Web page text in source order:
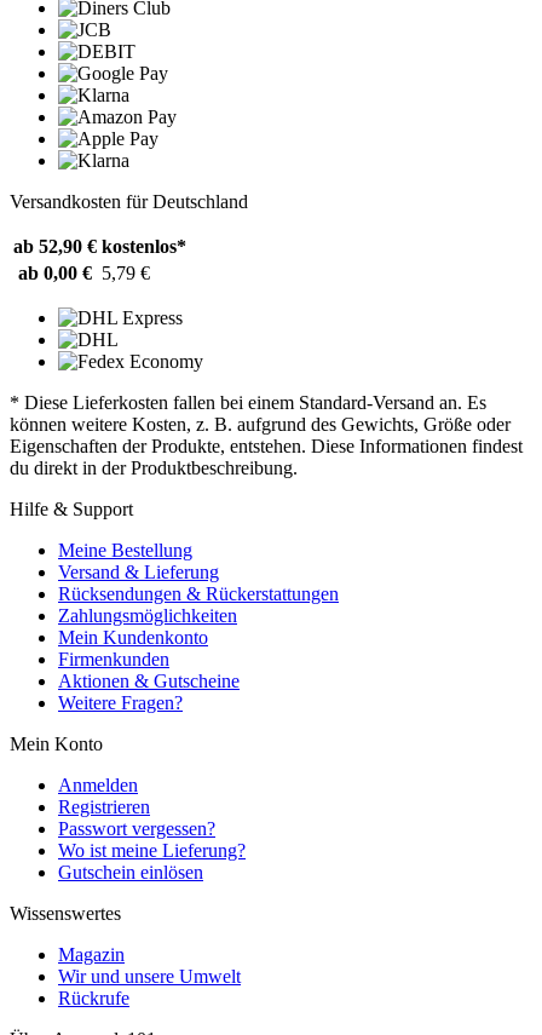
Versandkosten für Deutschland
ab 52,90 € kostenlos*
ab 0,00 € 5,79 €
* Diese Lieferkosten fallen bei einem Standard-Versand an. Es
können weitere Kosten, z. B. aufgrund des Gewichts, Größe oder
Eigenschaften der Produkte, entstehen. Diese Informationen findest
du direkt in der Produktbeschreibung.
Hilfe & Support
Meine Bestellung
Versand & Lieferung
Rücksendungen & Rückerstattungen
Zahlungsmöglichkeiten
Mein Kundenkonto
Firmenkunden
Aktionen & Gutscheine
Weitere Fragen?
Mein Konto
Anmelden
Registrieren
Passwort vergessen?
Wo ist meine Lieferung?
Gutschein einlösen
Wissenswertes
Magazin
Wir und unsere Umwelt
Rückrufe